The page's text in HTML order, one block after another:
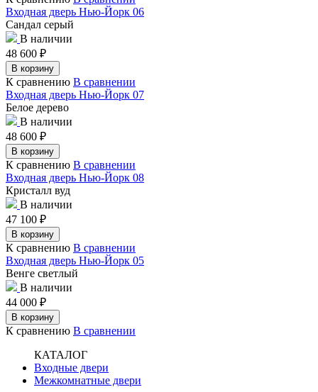
Входная дверь Нью-Йорк 06
Сандал серый
В наличии
48 600 ₽
В корзину
К сравнению В сравнении
Входная дверь Нью-Йорк 07
Белое дерево
В наличии
48 600 ₽
В корзину
К сравнению В сравнении
Входная дверь Нью-Йорк 08
Кристалл вуд
В наличии
47 100 ₽
В корзину
К сравнению В сравнении
Входная дверь Нью-Йорк 05
Венге светлый
В наличии
44 000 ₽
В корзину
К сравнению В сравнении
КАТАЛОГ
Входные двери
Межкомнатные двери